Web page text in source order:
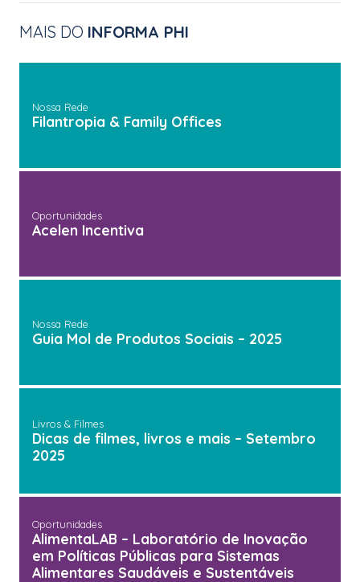
MAIS DO INFORMA PHI
Nossa Rede
Filantropia & Family Offices
Oportunidades
Acelen Incentiva
Nossa Rede
Guia Mol de Produtos Sociais – 2025
Livros & Filmes
Dicas de filmes, livros e mais – Setembro
2025
Oportunidades
AlimentaLAB – Laboratório de Inovação
em Políticas Públicas para Sistemas
Alimentares Saudáveis e Sustentáveis